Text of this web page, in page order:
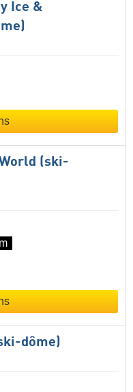
Ice &
(ski-
dôme)